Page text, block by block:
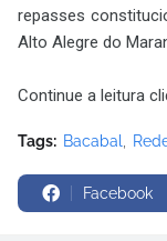
repasses
Alto Alegre do
Continue a leitura
Tags: Bacabal
Facebook